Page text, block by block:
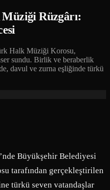
Rüzgârı:
Halk Müziği Korosu,
sundu. Birlik ve beraberlik
davul ve zurna eşliğinde türkü
Büyükşehir Belediyesi
tarafından gerçekleştirilen
türkü seven vatandaşlar